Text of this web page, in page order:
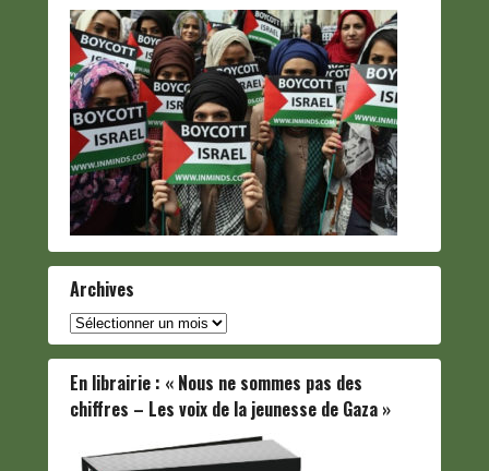
Archives
Archives
En librairie : « Nous ne sommes pas des
chiffres – Les voix de la jeunesse de Gaza »